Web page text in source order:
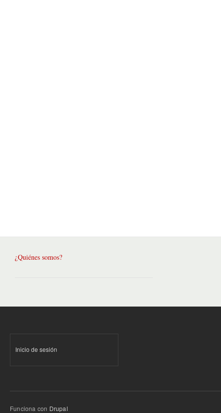
¿Quiénes somos?
Inicio de sesión
Funciona con Drupal